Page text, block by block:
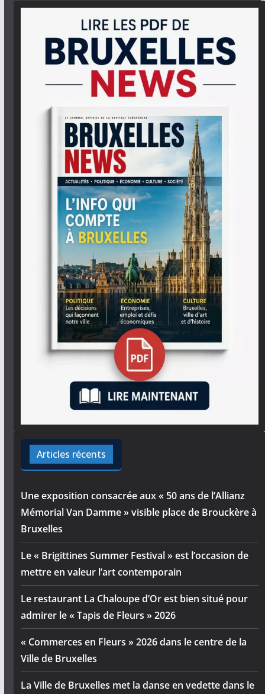
Articles récents
Une exposition consacrée aux « 50 ans de l’Allianz
Mémorial Van Damme » visible place de Brouckère à
Bruxelles
Le « Brigittines Summer Festival » est l’occasion de
mettre en valeur l’art contemporain
Le restaurant La Chaloupe d’Or est bien situé pour
admirer le « Tapis de Fleurs » 2026
« Commerces en Fleurs » 2026 dans le centre de la
Ville de Bruxelles
La Ville de Bruxelles met la danse en vedette dans le